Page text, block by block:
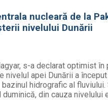
nucleară de la
nivelului Dunării
s-a declarat optimist
nivelul apei Dunării a
hidrografic al fluviului.
din cauza nivelului